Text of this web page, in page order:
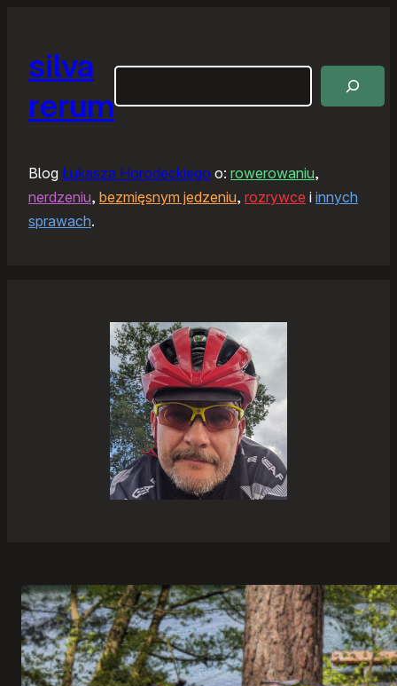
silva
rerum
Blog Łukasza Horodeckiego o: rowerowaniu,
nerdzeniu, bezmięsnym jedzeniu, rozrywce i innych
sprawach.